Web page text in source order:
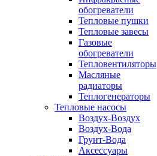
обогреватели
Тепловые пушки
Тепловые завесы
Газовые
обогреватели
Тепловентиляторы
Масляные
радиаторы
Теплогенераторы
Тепловые насосы
Воздух-Воздух
Воздух-Вода
Грунт-Вода
Аксессуары